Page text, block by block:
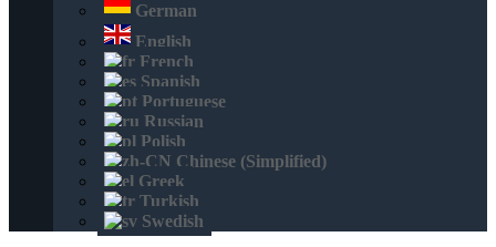
German
English
French
Spanish
Portuguese
Russian
Polish
Chinese (Simplified)
Greek
Turkish
Swedish